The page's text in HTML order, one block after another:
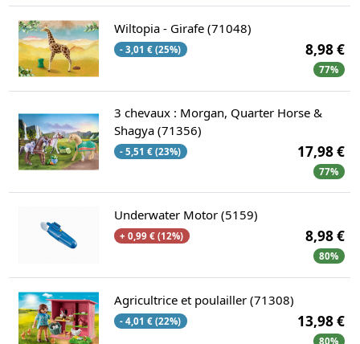
Wiltopia - Girafe (71048)
- 3,01 € (25%) 8,98 €
77%
3 chevaux : Morgan, Quarter Horse &
Shagya (71356)
- 5,51 € (23%) 17,98 €
77%
Underwater Motor (5159)
+ 0,99 € (12%) 8,98 €
80%
Agricultrice et poulailler (71308)
- 4,01 € (22%) 13,98 €
80%